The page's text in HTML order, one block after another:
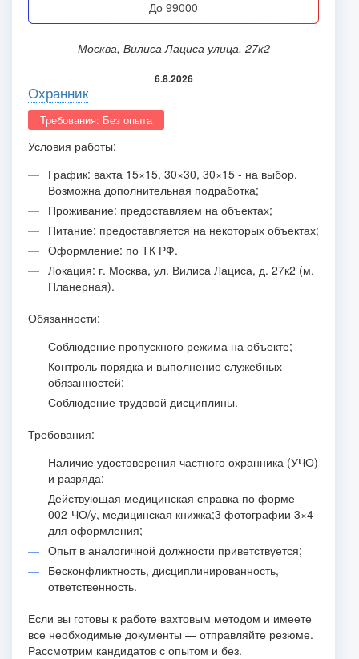
до 99000
Москва, Вилиса Лациса улица, 27к2
6.8.2026
Охранник
Требования: Без опыта
Условия работы:
График: вахта 15×15, 30×30, 30×15 - на выбор.
Возможна дополнительная подработка;
Проживание: предоставляем на объектах;
Питание: предоставляется на некоторых объектах;
Оформление: по ТК РФ.
Локация: г. Москва, ул. Вилиса Лациса, д. 27к2 (м.
Планерная).
Обязанности:
Соблюдение пропускного режима на объекте;
Контроль порядка и выполнение служебных
обязанностей;
Соблюдение трудовой дисциплины.
Требования:
Наличие удостоверения частного охранника (УЧО)
и разряда;
Действующая медицинская справка по форме
002-ЧО/у, медицинская книжка;3 фотографии 3×4
для оформления;
Опыт в аналогичной должности приветствуется;
Бесконфликтность, дисциплинированность,
ответственность.
Если вы готовы к работе вахтовым методом и имеете
все необходимые документы — отправляйте резюме.
Рассмотрим кандидатов с опытом и без.